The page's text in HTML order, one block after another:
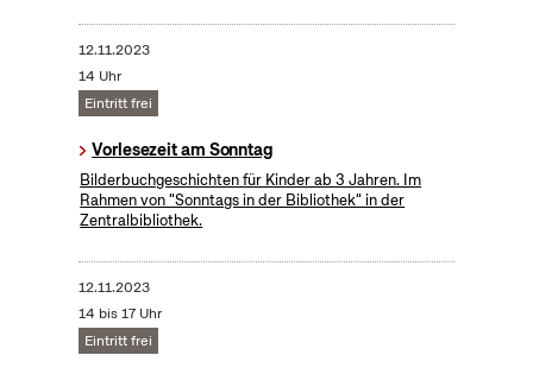
12.11.2023
14 Uhr
Eintritt frei
Vorlesezeit am Sonntag
Bilderbuchgeschichten für Kinder ab 3 Jahren. Im
Rahmen von "Sonntags in der Bibliothek" in der
Zentralbibliothek.
12.11.2023
14 bis 17 Uhr
Eintritt frei